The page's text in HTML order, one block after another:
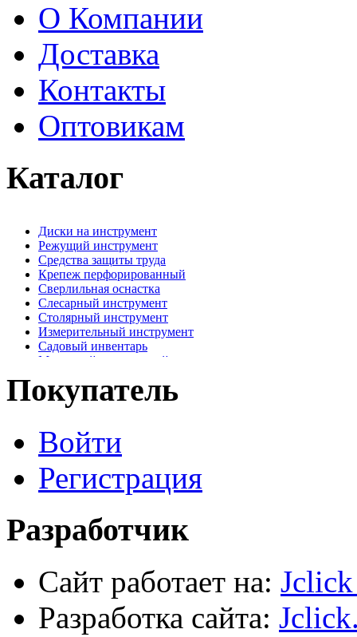
О Компании
Доставка
Контакты
Оптовикам
Каталог
Диски на инструмент
Режущий инструмент
Средства защиты труда
Крепеж перфорированный
Сверлильная оснастка
Слесарный инструмент
Столярный инструмент
Измерительный инструмент
Садовый инвентарь
Малярный, отделочный инструмент
Наждачная бумага
Хозтовары
Электрика, осветительное оборудование
Пена и герметики
Автомобильный инструмент
Сварочное оборудование
Силовое оборудование
Покупатель
Войти
Регистрация
Разработчик
Сайт работает на:
Разработка сайта: